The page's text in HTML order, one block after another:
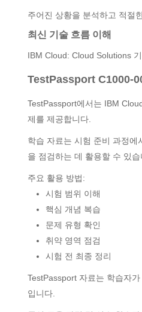
주어진 상황을 분석하고 적절
최신 기술 흐름 이해
IBM Cloud: Cloud Solutions
TestPassport C1000-
TestPassport에서는 IBM
제를 제공합니다.
학습 자료는 시험 준비 과정
을 점검하는 데 활용할 수 있습
주요 활용 방법:
시험 범위 이해
핵심 개념 복습
문제 유형 확인
취약 영역 점검
시험 전 최종 정리
TestPassport 자료는 학습자
입니다.